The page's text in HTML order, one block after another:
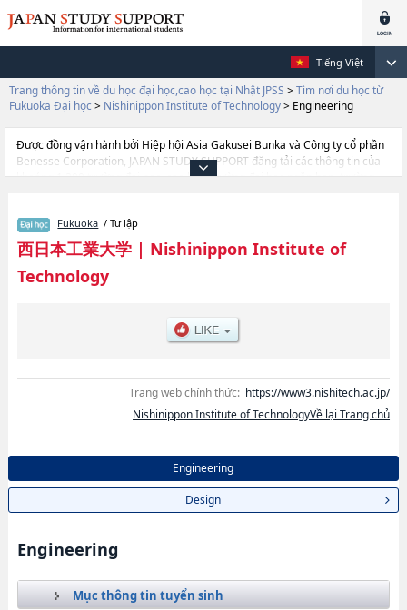
Tiếng Việt
Trang thông tin về du học đại học,cao học tại Nhật JPSS > Tìm nơi du học từ
Fukuoka Đại học > Nishinippon Institute of Technology> Engineering
Được đồng vận hành bởi Hiệp hội Asia Gakusei Bunka và Công ty cổ phần
Benesse Corporation, JAPAN STUDY SUPPORT đăng tải các thông tin của
khoảng 1.300 trường đại học, cao học, trường đại học ngắn hạn, trường
Technology, và thông tin cần thiết dành cho du học sinh, như là về các
Ngành EngineeringhoặcNgành Design, thông tin về từng ngành học, thông
tin liên quan đến thi tuyển như số lượng tuyển sinh, số lượng trúng tuyển,
cở sở trang thiết bị, hướng dẫn địa điểm v.v...
Fukuoka / Tư lập
西日本工業大学| Nishinippon Institute of
Technology
Trang web chính thức: https://www3.nishitech.ac.jp/
Nishinippon Institute of TechnologyVề lại Trang chủ
Engineering
Design
Engineering
Mục thông tin tuyển sinh